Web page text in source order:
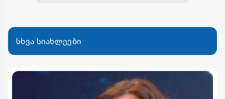
სხვა სიახლეები